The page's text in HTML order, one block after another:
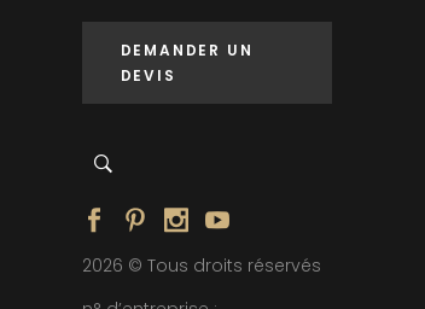
DEMANDER UN
DEVIS
2026 © Tous droits réservés